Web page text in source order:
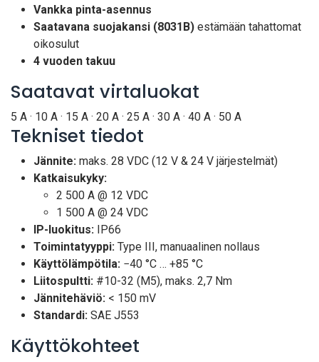
Vankka pinta-asennus
Saatavana suojakansi (8031B) estämään tahattomat
oikosulut
4 vuoden takuu
Saatavat virtaluokat
5 A · 10 A · 15 A · 20 A · 25 A · 30 A · 40 A · 50 A
Tekniset tiedot
Jännite: maks. 28 VDC (12 V & 24 V järjestelmät)
Katkaisukyky:
2 500 A @ 12 VDC
1 500 A @ 24 VDC
IP-luokitus: IP66
Toimintatyyppi: Type III, manuaalinen nollaus
Käyttölämpötila: −40 °C … +85 °C
Liitospultti: #10-32 (M5), maks. 2,7 Nm
Jännitehäviö: < 150 mV
Standardi: SAE J553
Käyttökohteet